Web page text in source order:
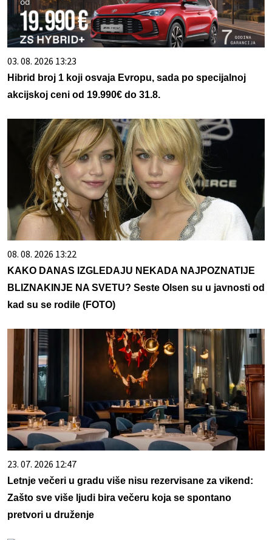
03. 08. 2026 13:23
Hibrid broj 1 koji osvaja Evropu, sada po specijalnoj
akcijskoj ceni od 19.990€ do 31.8.
08. 08. 2026 13:22
KAKO DANAS IZGLEDAJU NEKADA NAJPOZNATIJE
BLIZNAKINJE NA SVETU? Seste Olsen su u javnosti od
kad su se rodile (FOTO)
23. 07. 2026 12:47
Letnje večeri u gradu više nisu rezervisane za vikend:
Zašto sve više ljudi bira večeru koja se spontano
pretvori u druženje